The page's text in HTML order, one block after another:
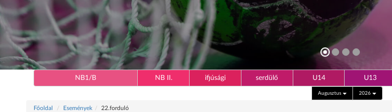
NB1/B NB II. ifjúsági serdülő U14 U13
Augusztus 2026
Főoldal Események 22.forduló